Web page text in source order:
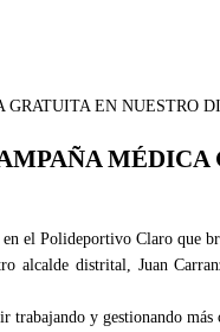
el Polideportivo Claro que
alcalde distrital, Juan
y gestionando